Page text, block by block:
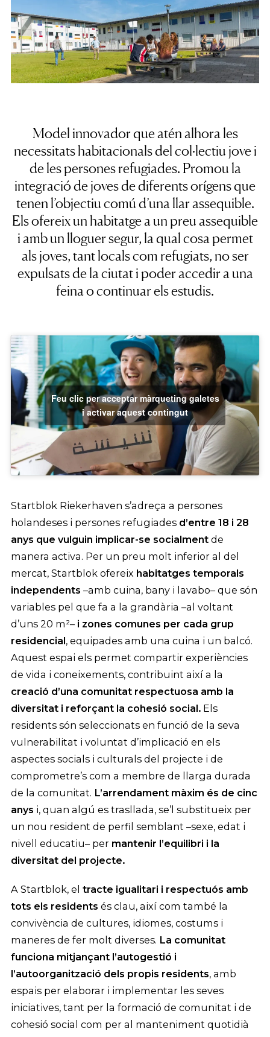
Model innovador que atén alhora les
necessitats habitacionals del col·lectiu jove i
de les persones refugiades. Promou la
integració de joves de diferents orígens que
tenen l’objectiu comú d’una llar assequible.
Els ofereix unhabitatge a un preu assequible
i amb un lloguer segur, la qual cosa permet
als joves, tant locals com refugiats, no ser
expulsats de la ciutat i poder accedir a una
feina o continuar els estudis.
Feu clic per acceptar màrqueting galetes
i activar aquest contingut
Startblok Riekerhaven s’adreça a persones
holandeses i persones refugiades d’entre 18 i 28
anys que vulguin implicar-se socialment de
manera activa. Per un preu molt inferior al del
mercat, Startblok ofereix habitatges temporals
independents –amb cuina, bany i lavabo– que són
variables pel que fa a la grandària –al voltant
d’uns 20 m²– i zones comunes per cada grup
residencial, equipades amb una cuina i un balcó.
Aquest espai els permet compartir experiències
de vida i coneixements, contribuint així a la
creació d’una comunitat respectuosa amb la
diversitat i reforçant la cohesió social. Els
residents són seleccionats en funció de la seva
vulnerabilitat i voluntat d’implicació en els
aspectes socials i culturals del projecte i de
comprometre’s com a membre de llarga durada
de la comunitat. L’arrendament màxim és de cinc
anys i, quan algú es trasllada, se’l substitueix per
un nou resident de perfil semblant –sexe, edat i
nivell educatiu– per mantenir l’equilibri i la
diversitat del projecte.
A Startblok, el tracte igualitari i respectuós amb
tots els residents és clau, així com també la
convivència de cultures, idiomes, costums i
maneres de fer molt diverses. La comunitat
funciona mitjançant l’autogestió i
l’autoorganització dels propis residents, amb
espais per elaborar i implementar les seves
iniciatives, tant per la formació de comunitat i de
cohesió social com per al manteniment quotidià